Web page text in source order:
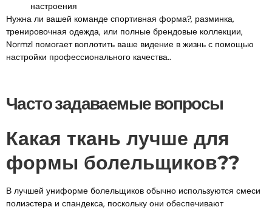
настроения
Нужна ли вашей команде спортивная форма?, разминка,
тренировочная одежда, или полные брендовые коллекции,
Normzl помогает воплотить ваше видение в жизнь с помощью
настройки профессионального качества..
Часто задаваемые вопросы
Какая ткань лучше для
формы болельщиков??
В лучшей униформе болельщиков обычно используются смеси
полиэстера и спандекса, поскольку они обеспечивают